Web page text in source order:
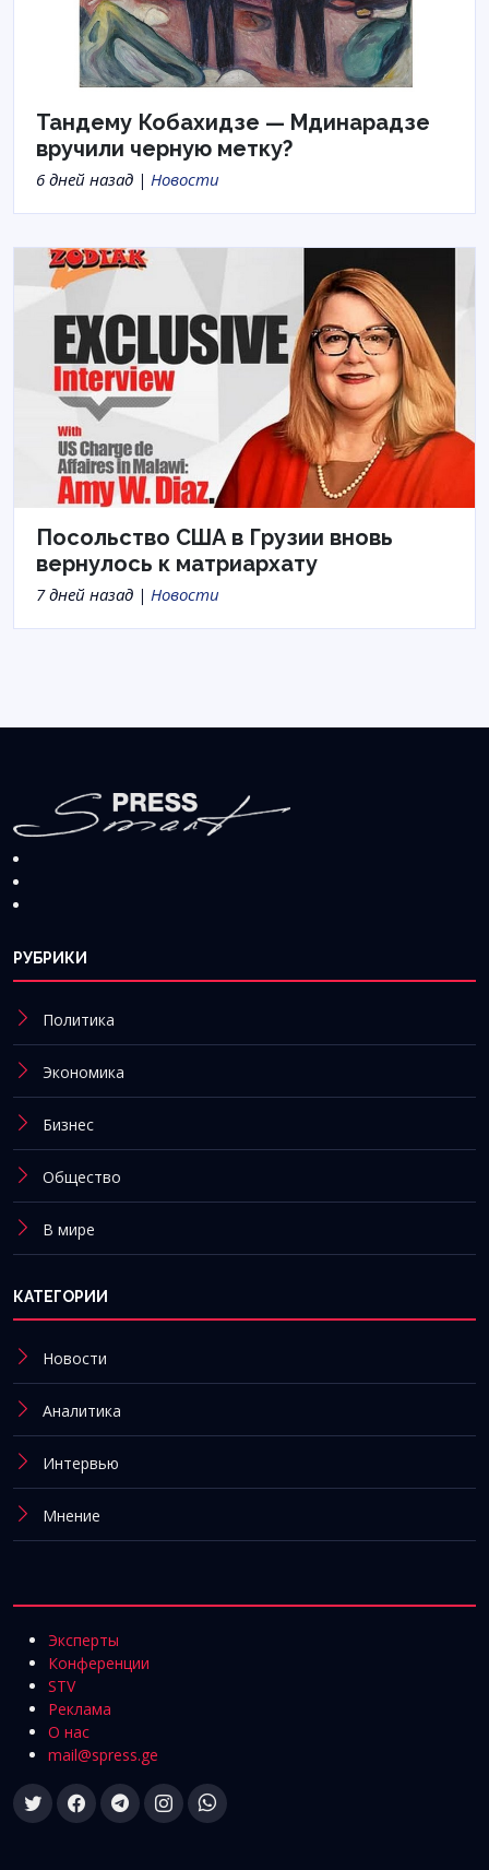
Тандему Кобахидзе — Мдинарадзе
вручили черную метку?
6 дней назад | Новости
Посольство США в Грузии вновь
вернулось к матриархату
7 дней назад | Новости
РУБРИКИ
Политика
Экономика
Бизнес
Общество
В мире
КАТЕГОРИИ
Новости
Аналитика
Интервью
Мнение
Эксперты
Конференции
STV
Реклама
О нас
mail@spress.ge